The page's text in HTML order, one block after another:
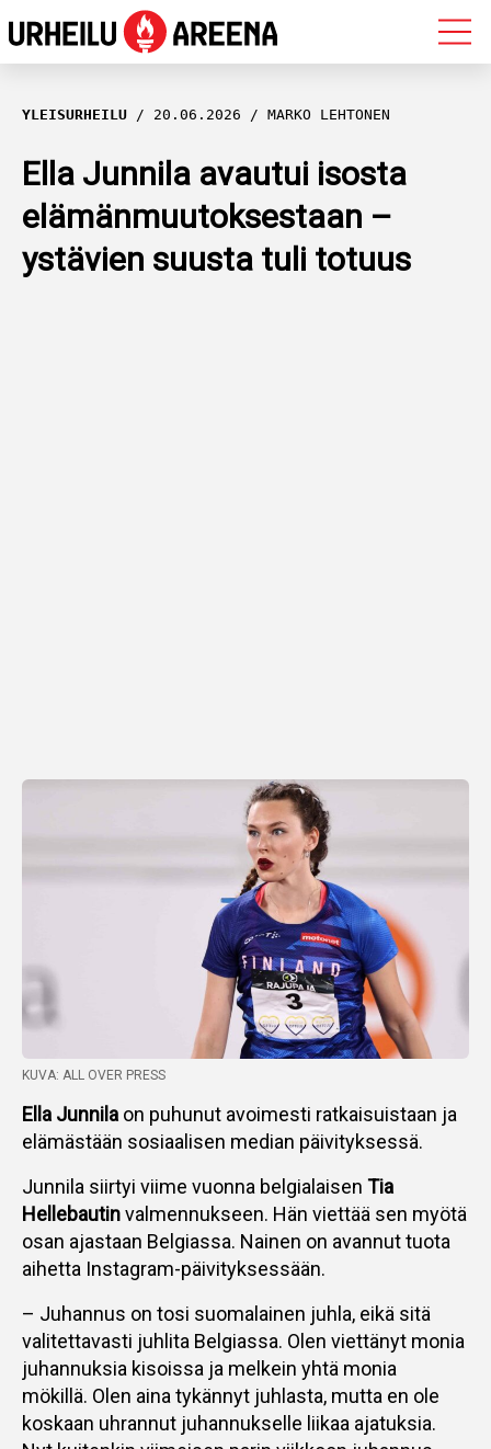
OLYMPIALAISET
MAASTOHIIHTO
AMPUMAHIIHTO
YLEISURHEILU
YLEISURHEILU 20.06.2026 MARKO LEHTONEN
Ella Junnila avautui isosta
elämänmuutoksestaan –
ystävien suusta tuli totuus
KUVA: ALL OVER PRESS
Ella Junnila on puhunut avoimesti ratkaisuistaan ja
elämästään sosiaalisen median päivityksessä.
Junnila siirtyi viime vuonna belgialaisen Tia
Hellebautinvalmennukseen. Hän viettää sen myötä
osan ajastaan Belgiassa. Nainen on avannut tuota
aihetta Instagram-päivityksessään.
– Juhannus on tosi suomalainen juhla, eikä sitä
valitettavasti juhlita Belgiassa. Olen viettänyt monia
juhannuksia kisoissa ja melkein yhtä monia
mökillä. Olen aina tykännyt juhlasta, mutta en ole
koskaan uhrannut juhannukselle liikaa ajatuksia.